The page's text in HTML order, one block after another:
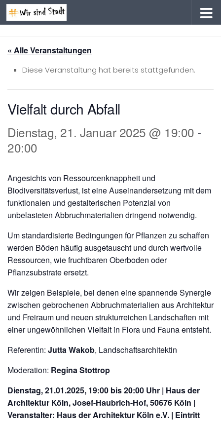
Zum Inhalt springen
« Alle Veranstaltungen
Diese Veranstaltung hat bereits stattgefunden.
Vielfalt durch Abfall
Dienstag, 21. Januar 2025 @ 19:00 -
20:00
Angesichts von Ressourcenknappheit und
Biodiversitätsverlust, ist eine Auseinandersetzung mit dem
funktionalen und gestalterischen Potenzial von
unbelasteten Abbruchmaterialien dringend notwendig.
Um standardisierte Bedingungen für Pflanzen zu schaffen
werden Böden häufig ausgetauscht und durch wertvolle
Ressourcen, wie fruchtbaren Oberboden oder
Pflanzsubstrate ersetzt.
Wir zeigen Beispiele, bei denen eine spannende Synergie
zwischen gebrochenen Abbruchmaterialien aus Architektur
und Freiraum und neuen strukturreichen Landschaften mit
einer ungewöhnlichen Vielfalt in Flora und Fauna entsteht.
Referentin: Jutta Wakob, Landschaftsarchitektin
Moderation: Regina Stottrop
Dienstag, 21.01.2025, 19:00 bis 20:00 Uhr | Haus der
Architektur Köln, Josef-Haubrich-Hof, 50676 Köln |
Veranstalter: Haus der Architektur Köln e.V. | Eintritt